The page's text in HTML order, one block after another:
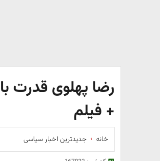
رضا پهلوی قدرت
+ فیلم
خانه جدیدترین اخبار سیاسی